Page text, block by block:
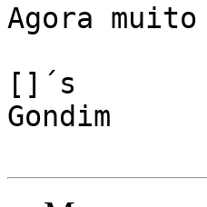
Agora
[]´s
Gondim